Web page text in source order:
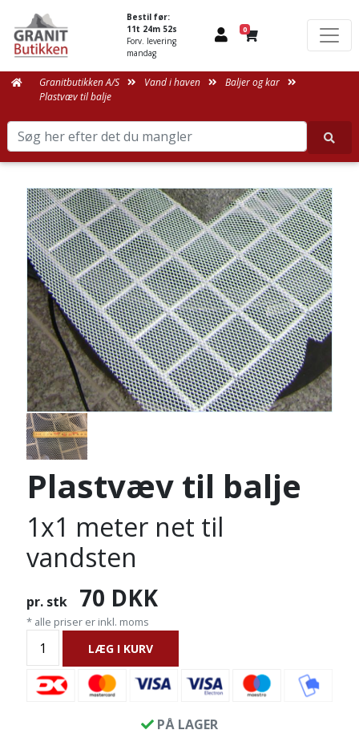
Plastvæv til balje
1x1 meter net til
vandsten
pr. stk 70 DKK
* alle priser er inkl. moms
LÆG I KURV
PÅ LAGER
Bestil før:
11t 24m 52s
Forv. levering
mandag
0
Granitbutikken A/S Vand i haven
Baljer og kar
Plastvæv til balje